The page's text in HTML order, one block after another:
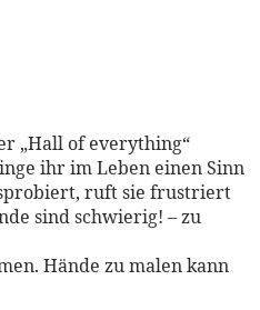
„Hall of everything“
ihr im Leben einen Sinn
ruft sie frustriert
sind schwierig! – zu
Hände zu malen kann